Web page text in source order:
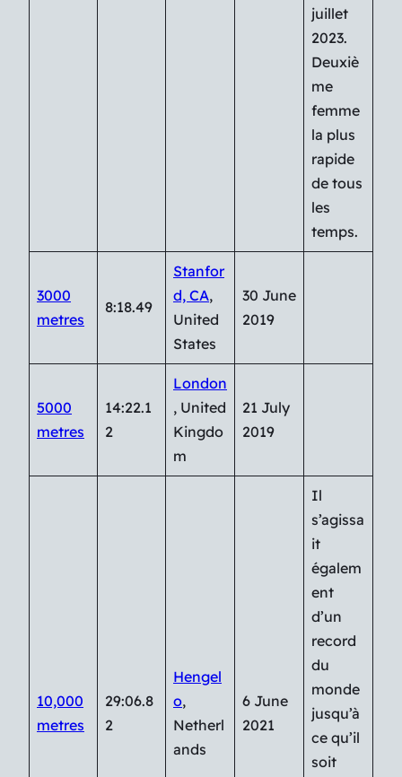
juillet
2023.
Deuxiè
me
femme
la plus
rapide
de tous
les
temps.
3000
metres
8:18.49
Stanfor
d, CA,
United
States
30 June
2019
5000
metres
14:22.1
2
London
, United
Kingdo
m
21 July
2019
10,000
metres
29:06.8
2
Hengel
o,
Netherl
ands
6 June
2021
Il
s’agissa
it
égalem
ent
d’un
record
du
monde
jusqu’à
ce qu’il
soit